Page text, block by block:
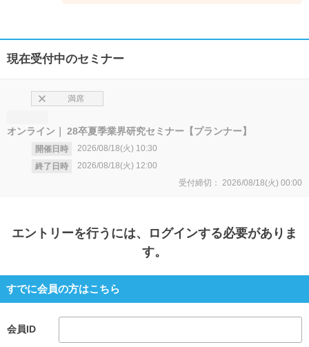
現在受付中のセミナー
オンライン 28卒夏季業界研究セミナー【プランナー】
開催日時 2026/08/18(火) 10:30
終了日時
2026/08/18(火) 12:00
満席
受付締切： 2026/08/18(火) 00:00
エントリーを行うには、ログインする必要がありま
す。
すでに会員の方はこちら
会員ID